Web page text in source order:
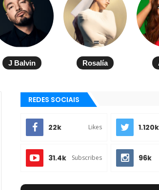
J Balvin Rosalía
REDES SOCIAIS
22k Likes 1.120k
31.4k Subscribes 96k